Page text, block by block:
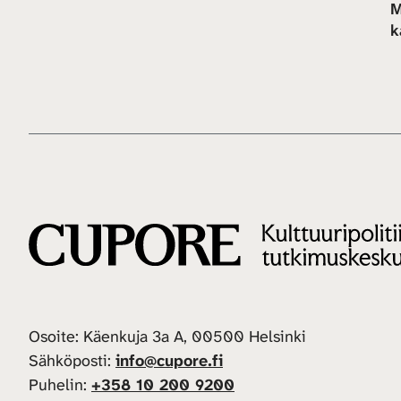
Osoite: Käenkuja 3a A, 00500 Helsinki
Sähköposti: info@cupore.fi
Puhelin: +358 10 200 9200